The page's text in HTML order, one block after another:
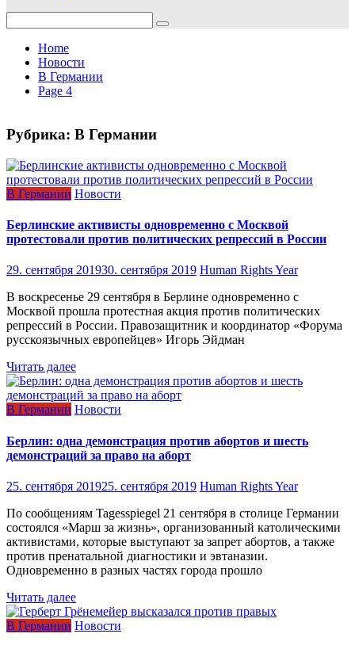
for:
Home
Новости
В Германии
Page 4
Рубрика: В Германии
В Германии Новости
Берлинские активисты одновременно с Москвой
протестовали против политических репрессий в России
29. сентября 201930. сентября 2019 Human Rights Year
В воскресенье 29 сентября в Берлине одновременно с
Москвой прошла протестная акция против политических
репрессий в России. Правозащитник и координатор «Форума
русскоязычных европейцев» Игорь Эйдман
Читать далее
В Германии Новости
Берлин: одна демонстрация против абортов и шесть
демонстраций за право на аборт
25. сентября 201925. сентября 2019 Human Rights Year
По сообщениям Tagesspiegel 21 сентября в столице Германии
состоялся «Марш за жизнь», организованный католическими
активистами, которые выступают за запрет абортов, а также
против пренатальной диагностики и эвтаназии.
Одновременно в разных частях города прошло
Читать далее
В Германии Новости